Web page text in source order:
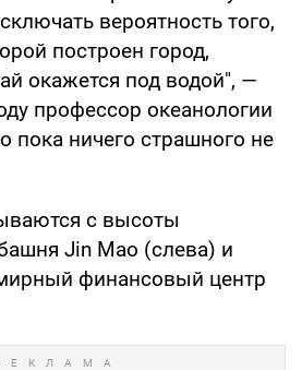
вероятность того,
построен город,
окажется под водой", —
профессор океанологии
пока ничего страшного не
с высоты
Jin Mao (слева) и
финансовый центр